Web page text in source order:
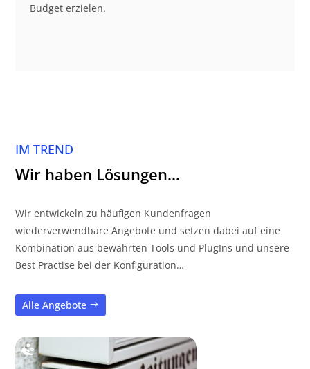
Budget erzielen.
IM TREND
Wir haben Lösungen…
Wir entwickeln zu häufigen Kundenfragen
wiederverwendbare Angebote und setzen dabei auf eine
Kombination aus bewährten Tools und PlugIns und unsere
Best Practise bei der Konfiguration…
Alle Angebote